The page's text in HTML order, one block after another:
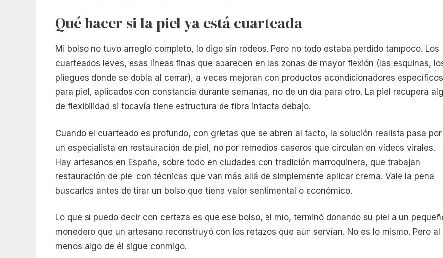
Qué hacer si la piel ya está cuarteada
Mi bolso no tuvo arreglo completo, lo digo sin rodeos. Pero no todo estaba perdido tampoco. Los
cuarteados leves, esas líneas finas que aparecen en las zonas de mayor flexión (las esquinas,
pliegues donde se dobla al cerrar), a veces mejoran con productos acondicionadores específicos
para piel, aplicados con constancia durante semanas, no de un día para otro. La piel recupera
de flexibilidad si todavía tiene estructura de fibra intacta debajo.
Cuando el cuarteado es profundo, con grietas que se abren al tacto, la solución realista pasa por
un especialista en restauración de piel, no por remedios caseros que circulan en vídeos virales.
Hay artesanos en España, sobre todo en ciudades con tradición marroquinera, que trabajan
restauración de piel con técnicas que van más allá de simplemente aplicar crema. Vale la pena
buscarlos antes de tirar un bolso que tiene valor sentimental o económico.
Lo que sí puedo decir con certeza es que ese bolso, el mío, terminó donando su piel a un
monedero que un artesano reconstruyó con los retazos que aún servían. No es lo mismo. Pero al
menos algo de él sigue conmigo.